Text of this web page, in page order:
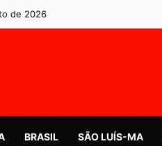
de 2026
BRASIL SÃO LUÍS-MA